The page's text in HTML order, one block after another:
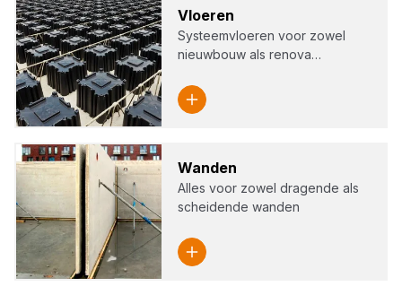
Vloe­ren
Systeemvloeren voor zowel
nieuwbouw als renova…
Wan­den
Alles voor zowel dragende als
scheidende wanden